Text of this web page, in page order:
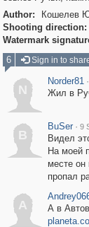
Author:
Кошелев
Shooting direction:
Watermark
6
Sign in to
N
Norder81 ·
Жил в
B
BuSer · 9
Видел
На моей
месте он
пропал
A А в